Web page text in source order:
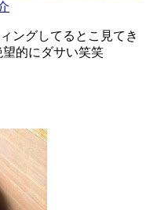
ングしてるとこ見てき
的にダサい笑笑